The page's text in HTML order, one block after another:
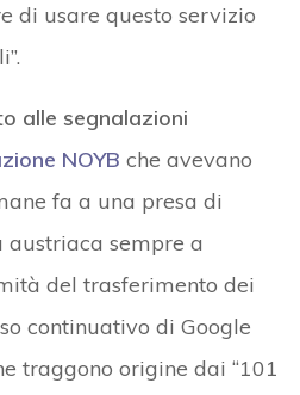
di usare questo servizio
alle segnalazioni
NOYB che avevano
fa a una presa di
austriaca sempre a
del trasferimento dei
continuativo di Google
traggono origine dai “101